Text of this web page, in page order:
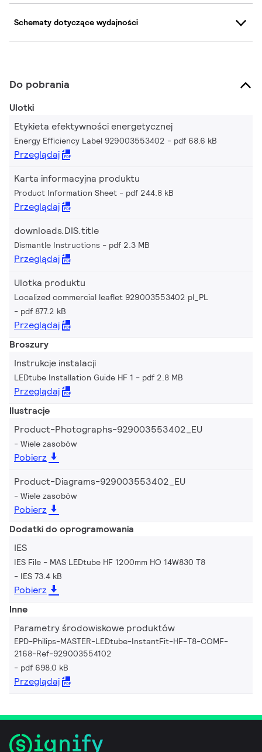
Schematy dotyczące wydajności
Do pobrania
Ulotki
Etykieta efektywności energetycznej
Energy Efficiency Label 929003553402 pdf 68.6 kB
Przeglądaj
Karta informacyjna produktu
Product Information Sheet pdf 244.8 kB
Przeglądaj
downloads.DIS.title
Dismantle Instructions pdf 2.3 MB
Przeglądaj
Ulotka produktu
Localized commercial leaflet 929003553402 pl_PL
pdf 877.2 kB
Przeglądaj
Broszury
Instrukcje instalacji
LEDtube Installation Guide HF 1 pdf 2.8 MB
Przeglądaj
Ilustracje
Product-Photographs-929003553402_EU
Wiele zasobów
Pobierz
Product-Diagrams-929003553402_EU
Wiele zasobów
Pobierz
Dodatki do oprogramowania
IES
IES File - MAS LEDtube HF 1200mm HO 14W830 T8
IES 73.4 kB
Pobierz
Inne
Parametry środowiskowe produktów
EPD-Philips-MASTER-LEDtube-InstantFit-HF-T8-COMF-
2168-Ref-929003554102
pdf 698.0 kB
Przeglądaj